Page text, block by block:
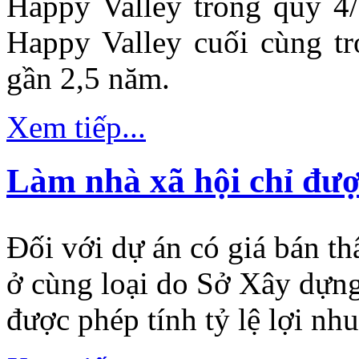
Happy Valley cuối cùng
gần 2,5 năm.
Xem tiếp...
Làm nhà xã hội chỉ
Đối với dự án có giá bán
ở cùng loại do Sở Xây
được phép tính tỷ lệ lợi
nghỉ đều có trang
thiết bị tiện nghi hiện
đại, có tầm nhìn
hướng biển và hướng
núi tuyệt đẹp. Nằm ở
vị trí đắc địa, khách
là sự lựa chọn lý
tưởng cho khách du
lịch và khách đi công
MANSION
BUILDING